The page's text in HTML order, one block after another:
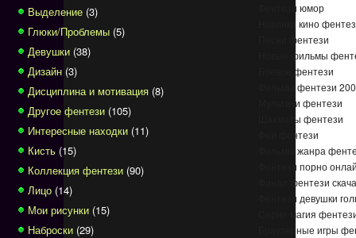
Выделение (3)
Глюки/Проблемы (5)
Девушки (38)
Дизайн (3)
Дисциплина и мотивация (8)
Другое фентези (105)
Интересные находки (11)
Кисть (15)
Коллекция фентези (90)
Лицо (14)
Мои рисунки (15)
Наброски (29)
Фентези юмор
Новинки кино
Песни фентези
Новые фильмы
Боевое фентези
Фильмы фентези
Мультики фентези
Шахматы фентези
Феи фентези
Фильмы жанра
Фентези порно
Финал фентези
Фентези девушки
Серия магия
Браузерные игры